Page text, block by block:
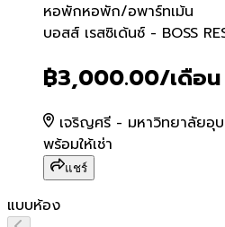
หอพักหอพัก/อพาร์ทเม้น
บอสส์ เรสซิเด้
บอสส์ เรสซิเด้นซ์ - BOSS
฿3,000.00/เดือน
เจริญศรี - มหาวิทยาลัยอุ
พร้อมให้เช่า
แชร์
แบบห้อง